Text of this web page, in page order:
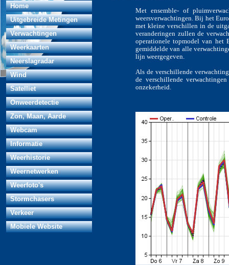
Met ensemble- of
weersverwachtingen. Bij het
met kleine verschillen in de
veranderingen zullen de
operationele topmodel van
gemiddelde van alle
lijn weergegeven.
Als de verschillende
de verschillende
onzekerheid.
Home
Uitgebreide Metingen
Verwachtingen
Weerkaarten
Neerslagradar
Wind
Satelliet
Onweerdetectie
Zon, Maan, Aarde
Webcam
Informatie
Weerhistorie
Weernetwerken
Weerfoto's
Stormchasers
Verkeer
Mobiele Website